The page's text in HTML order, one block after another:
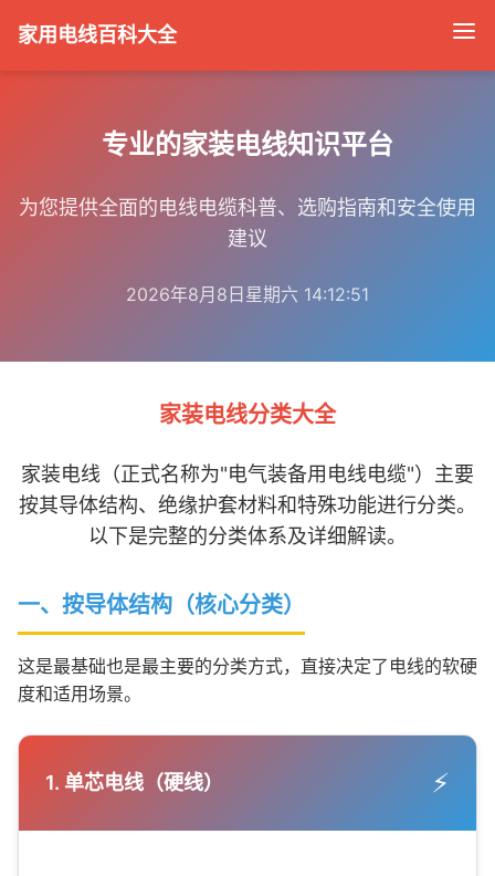
家用电线百科大全
专业的家装电线知识平台
为您提供全面的电线电缆科普、选购指南和安全使用
建议
2026年8月8日星期六 14:12:52
家装电线分类大全
家装电线（正式名称为"电气装备用电线电缆"）主要
按其导体结构、绝缘护套材料和特殊功能进行分类。
以下是完整的分类体系及详细解读。
一、按导体结构（核心分类）
这是最基础也是最主要的分类方式，直接决定了电线的软硬
度和适用场景。
1. 单芯电线（硬线） ⚡